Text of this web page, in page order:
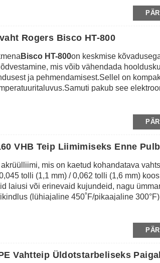
mitmesugused tööstusharud, nagu
Rogers Bisco HT-800
Bisco HT-800on keskmise
mis võib vähendada
ja pehmendamisest.Sellel on
pakub see
tihendamiseks ja tihendamiseks,
ja vibratsiooni insolatsiooniks erinevates
VHB Teip Liimimiseks Enne
mis on kaetud kohandatava
tolli (1,1 mm) / 0,062 tolli (1,6 mm)
laiusi või erinevaid kujundeid, nagu
(lühiajaline 450˚F/pikaajaline
hea nakkuvuse tagamiseks metallide,
nagu alumiinium, roostevaba
nähtamatu kinnitus hoiab pinnad siledana.
Vahtteip Üldotstarbeliseks